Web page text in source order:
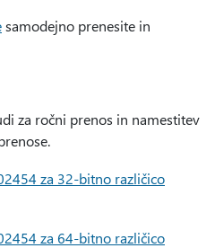
samodejno prenesite in
za ročni prenos in namestitev
za 32-bitno različico
za 64-bitno različico